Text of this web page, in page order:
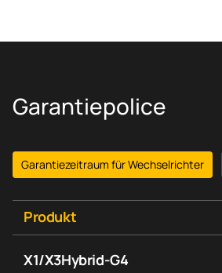
Garantiepolice
Garantiezeitraum für Wechselrichter
Produkt
X1/X3Hybrid-G4